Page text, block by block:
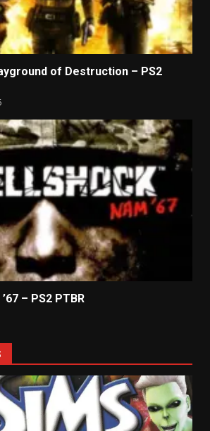
of Destruction – PS2
– PS2 PTBR